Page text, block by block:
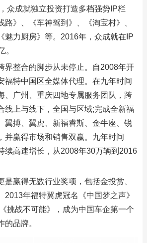
众成就独立投资打造多档强势IP栏
路》、《车神驾到》、《淘宝村》、
魅力厨房》等。2016年，众成就在IP
。
界整合的脚步从未停止。自2008年开
福特中国区全媒体代理。在九年时间
、广州、重庆四地专属服务团队，跨
线上与线下，全国与区域;完成全新福
翼搏、翼虎、新福睿斯、金牛座、锐
并赢得市场和销售双赢。九年时间
续高速增长，从2008年30万辆到2016
是赢得无数行业奖项，包括金投赏、
2013年福特翼虎冠名《中国梦之声》
挑战不可能》，成为中国车企第一个
品牌。